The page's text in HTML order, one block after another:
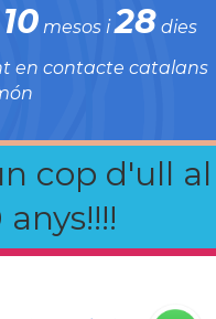
10mesos i28 dies
en contacte catalans
cop d'ull al